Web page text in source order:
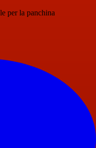
per la panchina